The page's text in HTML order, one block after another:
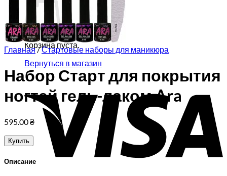
Корзина пуста.
Вернуться в магазин
Главная/Стартовые наборы для маникюра
Набор Старт для покрытия
ногтей гель-лаком Ara
595.00₴
Купить
Описание